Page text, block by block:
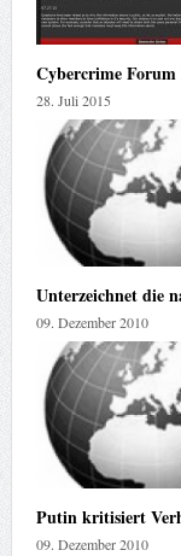
Cybercrime
28. Juli 2015
Unterzeichnet die
09. Dezember 2010
Putin kritisiert
09. Dezember 2010